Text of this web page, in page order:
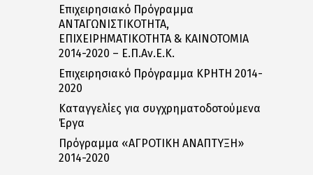
Επιχειρησιακό Πρόγραμμα
ΑΝΤΑΓΩΝΙΣΤΙΚΟΤΗΤΑ,
ΕΠΙΧΕΙΡΗΜΑΤΙΚΟΤΗΤΑ & ΚΑΙΝΟΤΟΜΙΑ
2014-2020 – Ε.Π.Αν.Ε.Κ.
Επιχειρησιακό Πρόγραμμα ΚΡΗΤΗ 2014-
2020
Καταγγελίες για συγχρηματοδοτούμενα
Έργα
Πρόγραμμα «ΑΓΡΟΤΙΚΗ ΑΝΑΠΤΥΞΗ»
2014-2020